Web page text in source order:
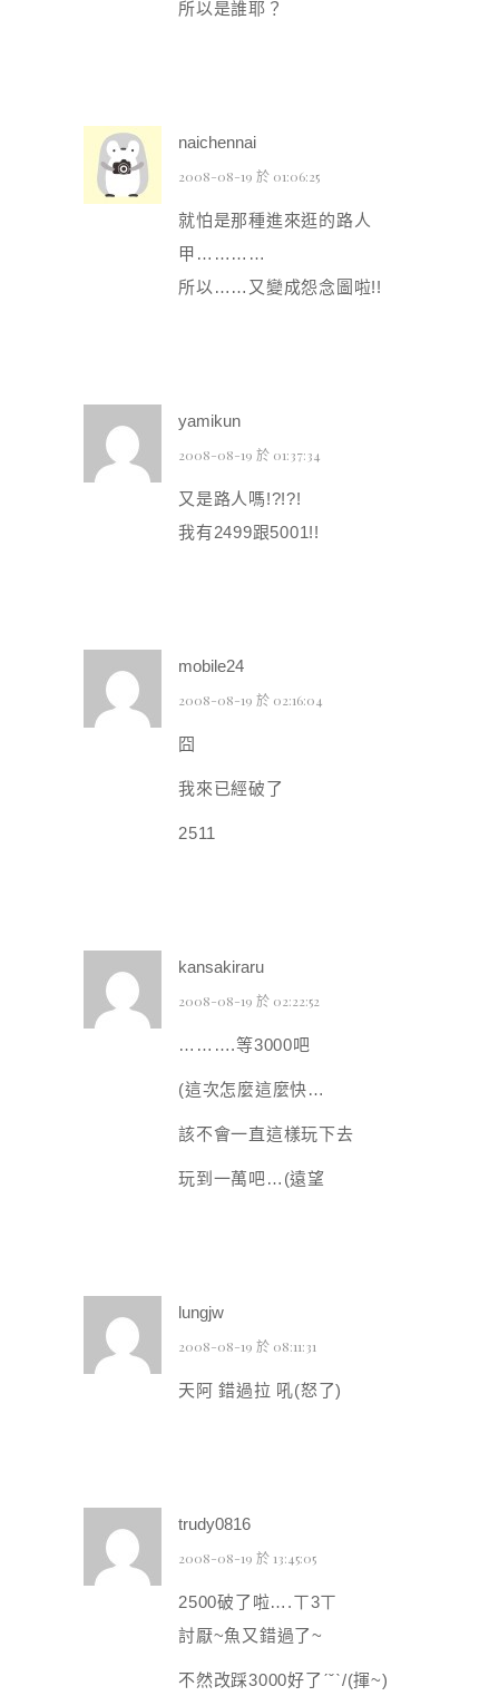
所以是誰耶？
naichennai
2008-08-19 於 01:06:25
就怕是那種進來逛的路人
甲…………
所以……又變成怨念圖啦!!
yamikun
2008-08-19 於 01:37:34
又是路人嗎!?!?!
我有2499跟5001!!
mobile24
2008-08-19 於 02:16:04
囧
我來已經破了
2511
kansakiraru
2008-08-19 於 02:22:52
……….等3000吧
(這次怎麼這麼快…
該不會一直這樣玩下去
玩到一萬吧…(遠望
lungjw
2008-08-19 於 08:11:31
天阿 錯過拉 吼(怒了)
trudy0816
2008-08-19 於 13:45:05
2500破了啦….ㄒ3ㄒ
討厭~魚又錯過了~
不然改踩3000好了ˊˇˋ/(揮~)